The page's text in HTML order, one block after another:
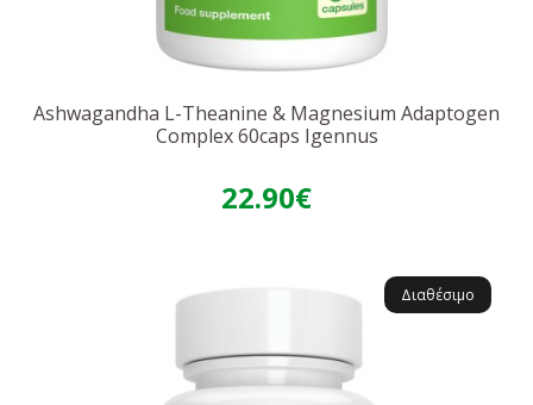
Ashwagandha L-Theanine & Magnesium Adaptogen
Complex 60caps Igennus
22.90€
Διαθέσιμο